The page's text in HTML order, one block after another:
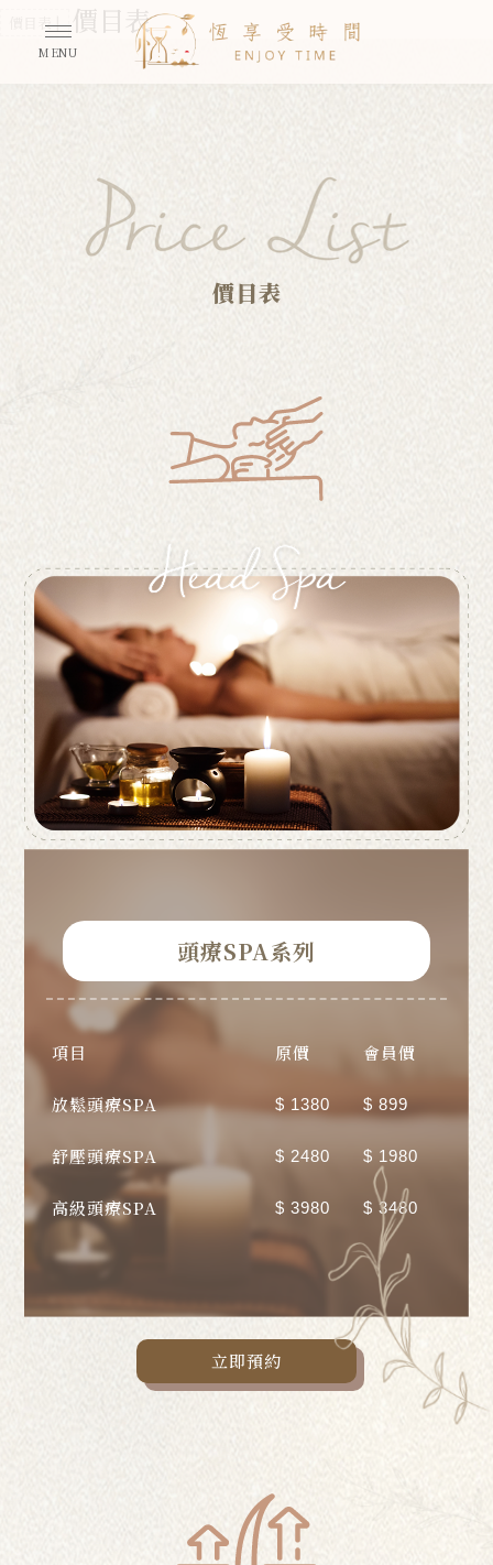
價目表 | 價目表
價目表
頭療SPA系列
項目 原價 會員價
放鬆頭療SPA $ 1380 $ 899
舒壓頭療SPA $ 2480 $ 1980
高級頭療SPA $ 3980 $ 3480
立即預約